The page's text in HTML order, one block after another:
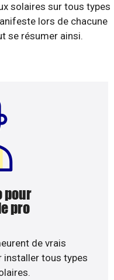
solaires sur tous types
lors de chacune
se résumer ainsi.
pour
pro
de vrais
tous types